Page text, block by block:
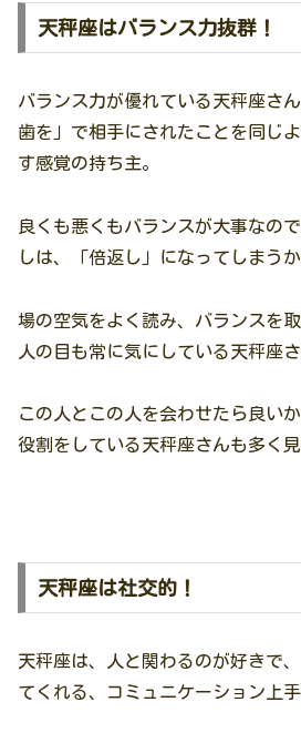
天秤座はバランス力抜群！
バランス力が優れている天秤座さ
歯を」で相手にされたことを同じ
す感覚の持ち主。
良くも悪くもバランスが大事なの
しは、「倍返し」になってしまうか
場の空気をよく読み、バランスを
人の目も常に気にしている天秤座さ
この人とこの人を会わせたら良い
役割をしている天秤座さんも多く見
天秤座は社交的！
天秤座は、人と関わるのが好きで
てくれる、コミュニケーション上手